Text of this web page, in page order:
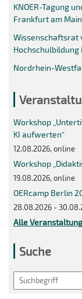
KNOER-Tagung
Frankfurt am Main
Wissenschaftsrat
Hochschulbildung
Nordrhein-
Workshop
KI aufwerten“
12.08.2026, online
Workshop
19.08.2026, online
OERcamp Berlin
28.08.2026 -
Alle
Suche
Search